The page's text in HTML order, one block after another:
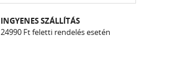
INGYENES SZÁLLÍTÁS
24990 Ft feletti rendelés esetén